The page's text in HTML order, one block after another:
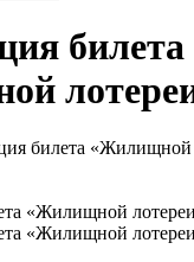
билета
билета «Жилищной